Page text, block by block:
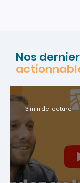
Nos
3 min de lecture